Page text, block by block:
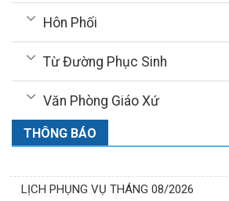
Hôn Phối
Từ Đường Phục Sinh
Văn Phòng Giáo Xứ
THÔNG BÁO
LỊCH PHỤNG VỤ THÁNG 08/2026